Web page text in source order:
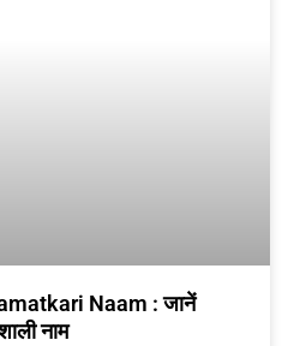
Naam : जानें
नाम